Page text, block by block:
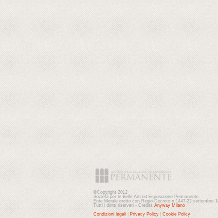
©Copyright 2012
Società per le Belle Arti ed Esposizione Permanente
Ente Morale eretto con Regio Decreto n.1447-22 settembre
Tutti i diritti riservati - Credits Anyway Milano
Condizioni legali
Privacy Policy Cookie Policy